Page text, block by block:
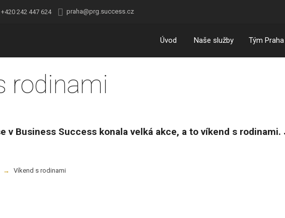
+420 242 447 624 praha@prg.success.cz
Úvod Naše služby Tým Praha
rodinami
v Business Success konala velká akce, a to víkend s
Víkend s rodinami